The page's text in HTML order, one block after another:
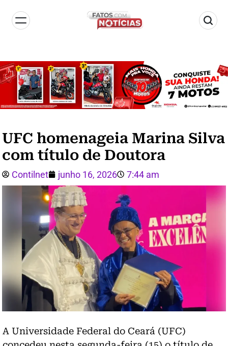
UFC homenageia Marina Silva
com título de Doutora
Contilnet junho 16, 2026 7:44 am
A Universidade Federal do Ceará (UFC)